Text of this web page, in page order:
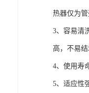
热器仅为管
3、容易清
高，不易结
4、使用寿
5、适应性